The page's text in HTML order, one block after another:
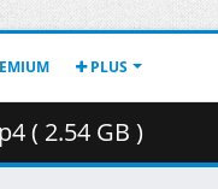
PLUS
( 2.54 GB )